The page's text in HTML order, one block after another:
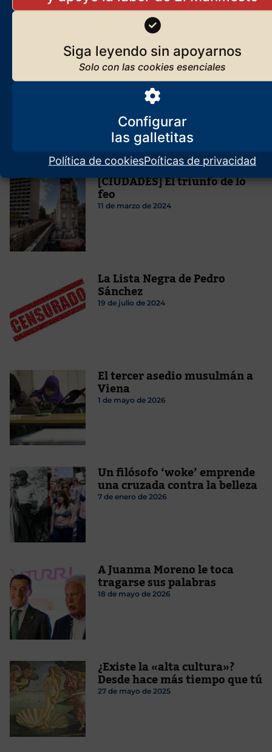
Siga leyendo sin apoyarnos
Configurar
Política de cookiesPoíticas de privacidad
Mundo y poder
Más artículos de
ElManifiesto.com
[CIUDADES] El triunfo de lo
feo
11 de marzo de 2024
La Lista Negra de Pedro
Sánchez
19 de julio de 2024
El tercer asedio musulmán a
Viena
1 de mayo de 2026
Un filósofo ‘woke’ emprende
una cruzada contra la belleza
7 de enero de 2026
A Juanma Moreno le toca
tragarse sus palabras
18 de mayo de 2026
¿Existe la «alta cultura»?
Desde hace más tiempo que tú
27 de mayo de 2025